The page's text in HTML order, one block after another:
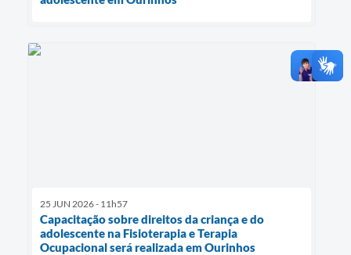
25 JUN 2026 - 11h57
Capacitação sobre direitos da criança e do
adolescente na Fisioterapia e Terapia
Ocupacional será realizada em Ourinhos